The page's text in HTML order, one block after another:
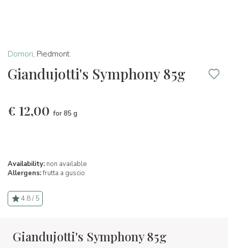
Domori, Piedmont
Giandujotti's Symphony 85g
€ 12,00 for 85 g
Availability: non available
Allergens:frutta a guscio
4.8 / 5
Giandujotti's Symphony 85g